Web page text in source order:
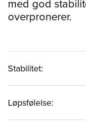
med god
overpronerer.
Stabilitet:
Løpsfølelse: